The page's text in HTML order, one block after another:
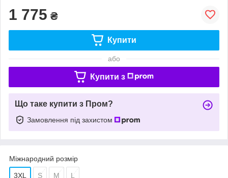
1 775 ₴
Купити
або
Купити з
Що таке купити з Пром?
Замовлення під захистом
Міжнародний розмір
3XL S M L